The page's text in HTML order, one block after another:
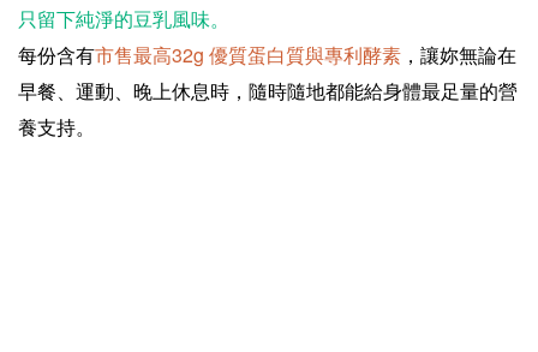
只留下純淨的豆乳風味。
每份含有市售最高32g 優質蛋白質與專利酵素 ，讓妳無論在
早餐、運動、晚上休息時，隨時隨地都能給身體最足量的營
養支持。